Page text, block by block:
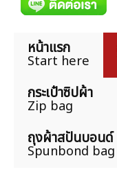
หน้าแรก
Start here
กระเป๋าซิปผ้า
Zip bag
ถุงผ้าสปันบอนด์
Spunbond bag